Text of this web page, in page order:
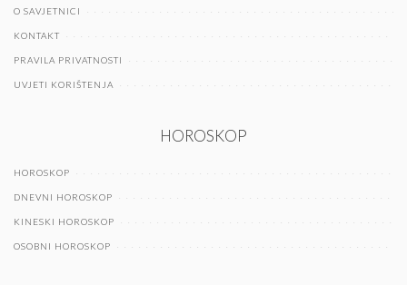
O SAVJETNICI
KONTAKT
PRAVILA PRIVATNOSTI
UVJETI KORIŠTENJA
HOROSKOP
HOROSKOP
DNEVNI HOROSKOP
KINESKI HOROSKOP
OSOBNI HOROSKOP